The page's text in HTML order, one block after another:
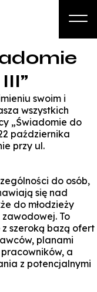
O nas
i kursy
Kandydat
Biznes
Zapisz się na studia
swoim i
wszystkich
„Świadomie do
października
przy ul.
do osób,
się nad
do młodzieży
To
szeroką bazą ofert
planami
a
z potencjalnymi